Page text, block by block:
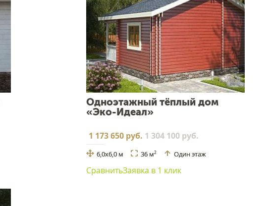
Одноэтажный тёплый дом
«Эко-Идеал»
1 173 650 руб. 1 304 100 руб.
6,0х6,0 м 36 м2 Один этаж
СравнитьЗаявка в 1 клик